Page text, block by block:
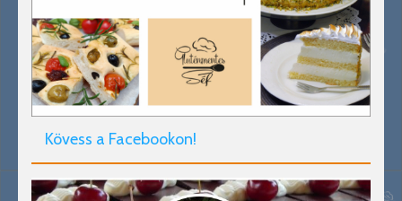
Kövess a Facebookon!